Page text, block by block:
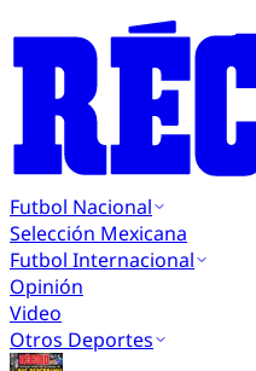
Futbol Nacional
Selección Mexicana
Futbol Internacional
Opinión
Video
Otros Deportes